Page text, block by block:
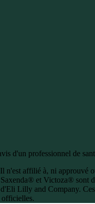
d'un professionnel de
affilié à, ni approuvé
et Victoza® sont
Lilly and Company.
officielles.